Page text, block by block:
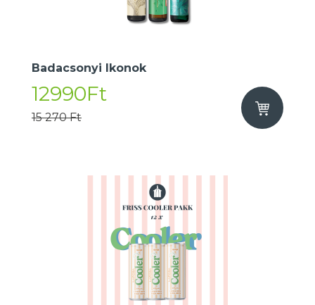
Badacsonyi Ikonok
12990Ft
15 270 Ft